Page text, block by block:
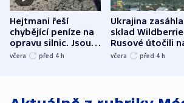
Hejtmani řeší
chybějící peníze na
opravu silnic. Jsou
nenárokové, namítá
včera před 4 h
Ukrajina zasáhla
sklad
Rusové útočili
trh, hasiče či
včera před 4 h